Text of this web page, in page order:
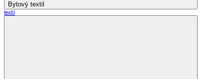
Bytový textil
textil